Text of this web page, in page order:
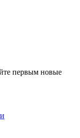
первым новые